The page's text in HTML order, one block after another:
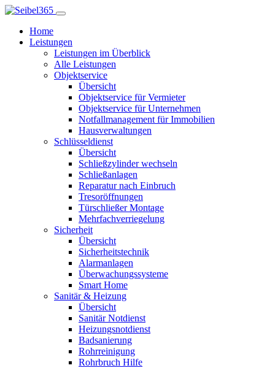
Home
Leistungen
Leistungen im Überblick
Alle Leistungen
Objektservice
Übersicht
Objektservice für Vermieter
Objektservice für Unternehmen
Notfallmanagement für Immobilien
Hausverwaltungen
Schlüsseldienst
Übersicht
Schließzylinder wechseln
Schließanlagen
Reparatur nach Einbruch
Tresoröffnungen
Türschließer Montage
Mehrfachverriegelung
Sicherheit
Übersicht
Sicherheitstechnik
Alarmanlagen
Überwachungssysteme
Smart Home
Sanitär & Heizung
Übersicht
Sanitär Notdienst
Heizungsnotdienst
Badsanierung
Rohrreinigung
Rohrbruch Hilfe